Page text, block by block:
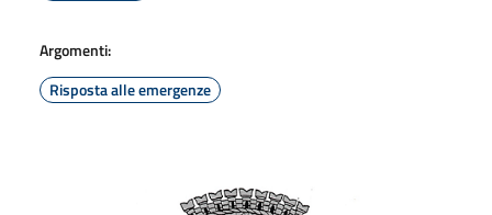
Argomenti:
Risposta alle emergenze